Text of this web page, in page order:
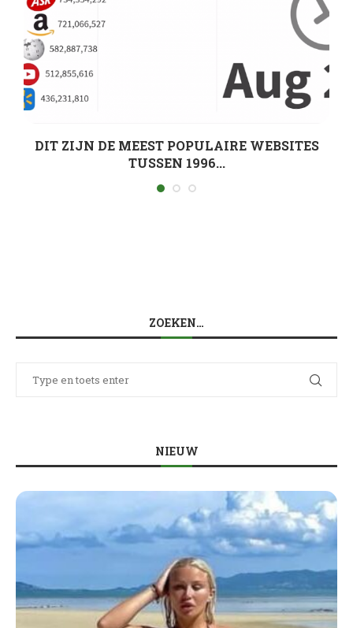
DIT ZIJN DE MEEST POPULAIRE WEBSITES
TUSSEN 1996...
ZOEKEN…
NIEUW